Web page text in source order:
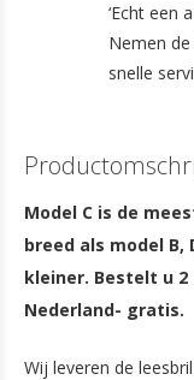
‘Echt een
Nemen
snelle
Model C is de
breed als model B,
kleiner. Bestelt u
Nederland- gratis.
Wij leveren de